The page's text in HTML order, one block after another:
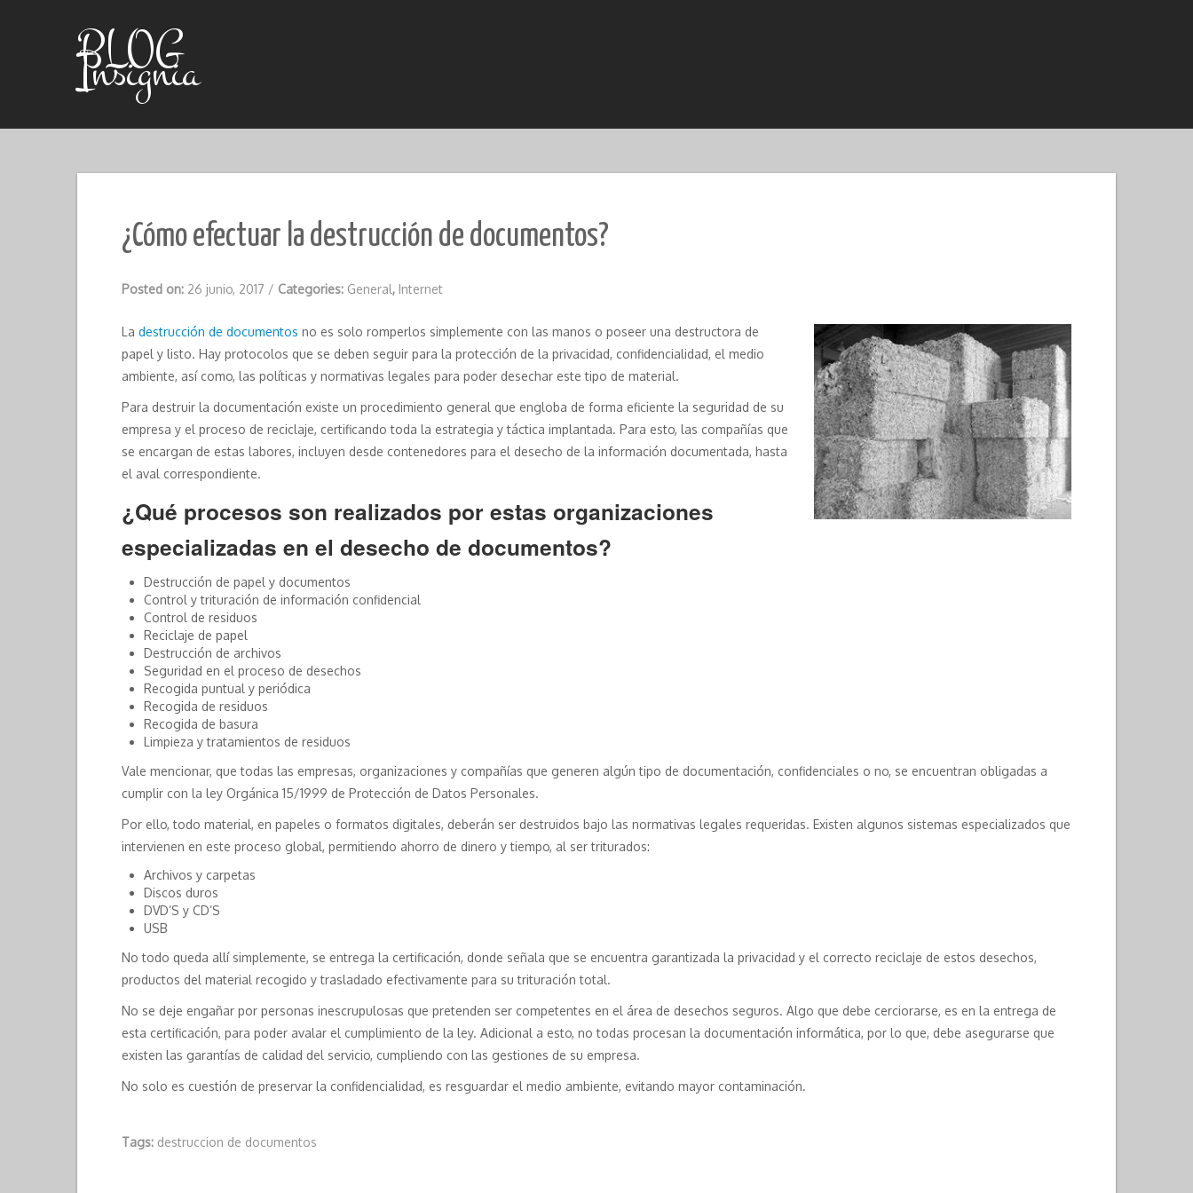
BLOG
Insignia
¿Cómo efectuar la destrucción de documentos?
Posted on: 26 junio, 2017 / Categories: General, Internet
La destrucción de documentos no es solo romperlos simplemente con las manos o poseer una destructora de
papel y listo. Hay protocolos que se deben seguir para la protección de la privacidad, confidencialidad, el medio
ambiente, así como, las políticas y normativas legales para poder desechar este tipo de material.
Para destruir la documentación existe un procedimiento general que engloba de forma eficiente la seguridad de su
empresa y el proceso de reciclaje, certificando toda la estrategia y táctica implantada. Para esto, las compañías que
se encargan de estas labores, incluyen desde contenedores para el desecho de la información documentada, hasta
el aval correspondiente.
¿Qué procesos son realizados por estas organizaciones
especializadas en el desecho de documentos?
Destrucción de papel y documentos
Control y trituración de información confidencial
Control de residuos
Reciclaje de papel
Destrucción de archivos
Seguridad en el proceso de desechos
Recogida puntual y periódica
Recogida de residuos
Recogida de basura
Limpieza y tratamientos de residuos
Vale mencionar, que todas las empresas, organizaciones y compañías que generen algún tipo de documentación, confidenciales o no, se encuentran obligadas a
cumplir con la ley Orgánica 15/1999 de Protección de Datos Personales.
Por ello, todo material, en papeles o formatos digitales, deberán ser destruidos bajo las normativas legales requeridas. Existen algunos sistemas especializados que
intervienen en este proceso global, permitiendo ahorro de dinero y tiempo, al ser triturados:
Archivos y carpetas
Discos duros
DVD’S y CD’S
USB
No todo queda allí simplemente, se entrega la certificación, donde señala que se encuentra garantizada la privacidad y el correcto reciclaje de estos desechos,
productos del material recogido y trasladado efectivamente para su trituración total.
No se deje engañar por personas inescrupulosas que pretenden ser competentes en el área de desechos seguros. Algo que debe cerciorarse, es en la entrega de
esta certificación, para poder avalar el cumplimiento de la ley. Adicional a esto, no todas procesan la documentación informática, por lo que, debe asegurarse que
existen las garantías de calidad del servicio, cumpliendo con las gestiones de su empresa.
No solo es cuestión de preservar la confidencialidad, es resguardar el medio ambiente, evitando mayor contaminación.
Tags: destruccion de documentos